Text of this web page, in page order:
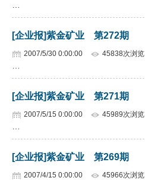
[企业报]紫金矿业 第272期
2007/5/30 0:00:00 45838次浏览
[企业报]紫金矿业 第271期
2007/5/15 0:00:00 45989次浏览
[企业报]紫金矿业 第269期
2007/4/15 0:00:00 45966次浏览